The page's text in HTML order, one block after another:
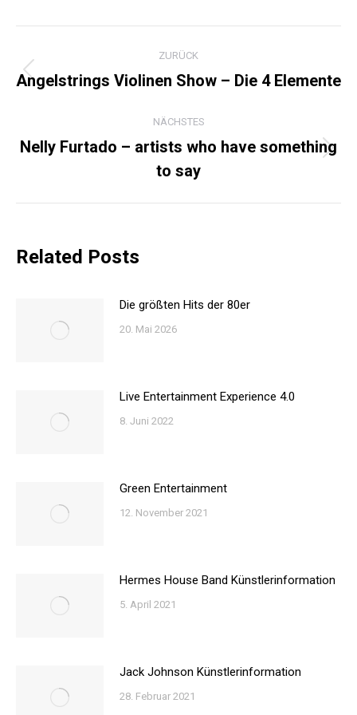
ZURÜCK
Vorheriger
Angelstrings Violinen Show – Die 4 Elemente
NÄCHSTES
Beitrag:
Nelly Furtado – artists who have something
to say
Related Posts
Die größten Hits der 80er
20. Mai 2026
Live Entertainment Experience 4.0
8. Juni 2022
Green Entertainment
12. November 2021
Hermes House Band Künstlerinformation
5. April 2021
Jack Johnson Künstlerinformation
28. Februar 2021